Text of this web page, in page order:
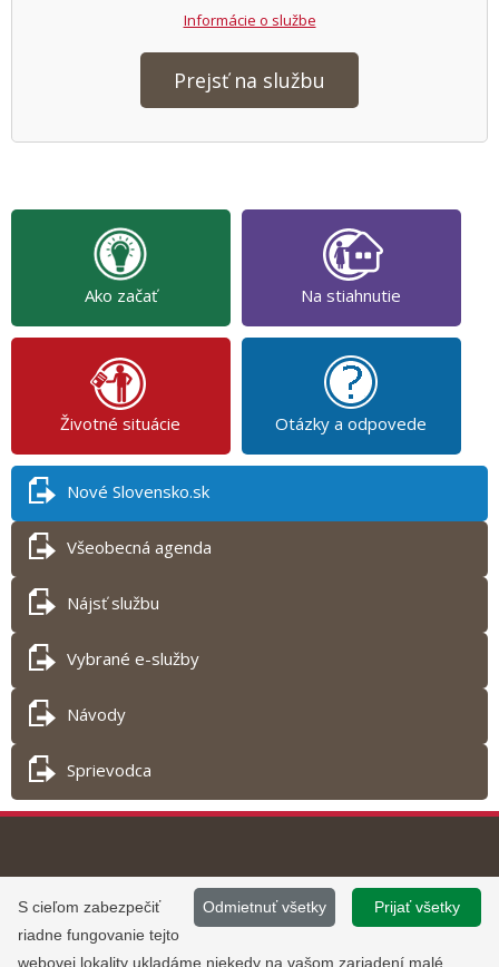
Informácie o službe
Prejsť na službu
Ako začať Na stiahnutie
Životné situácie Otázky a odpovede
Nové Slovensko.sk
Všeobecná agenda
Nájsť službu
Vybrané e-služby
Návody
Sprievodca
Tlač obsahu
©2013 - 2026, Slovensko.sk
Informácie zverejnené na portáli
majú informatívny charakter.
Prevádzku stránky
www.slovensko.sk a správu jej
obsahu zabezpečuje
Prijať všetky
Odmietnuť všetky
S cieľom zabezpečiť
riadne fungovanie tejto
webovej lokality ukladáme niekedy na vašom zariadení malé